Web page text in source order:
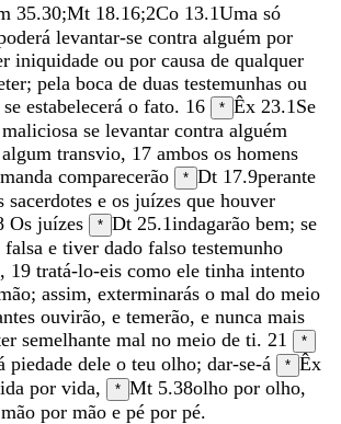
35.30;Mt 18.16;2Co 13.1Uma só
levantar-se contra alguém por
iniquidade ou por causa de qualquer
; pela boca de duas testemunhas ou
se estabelecerá o fato. 16 * Êx 23.1 Se
maliciosa se levantar contra alguém
algum transvio, 17 ambos os homens
comparecerão * Dt 17.9perante
sacerdotes e os juízes que houver
Os juízes * Dt 25.1indagarão bem; se
falsa e tiver dado falso testemunho
, 19 tratá-lo-eis como ele tinha intento
; assim, exterminarás o mal do meio
ouvirão, e temerão, e nunca mais
semelhante mal no meio de ti. 21 *
piedade dele o teu olho; dar-se-á * Êx
por vida, * Mt 5.38olho por olho,
mão por mão e pé por pé.